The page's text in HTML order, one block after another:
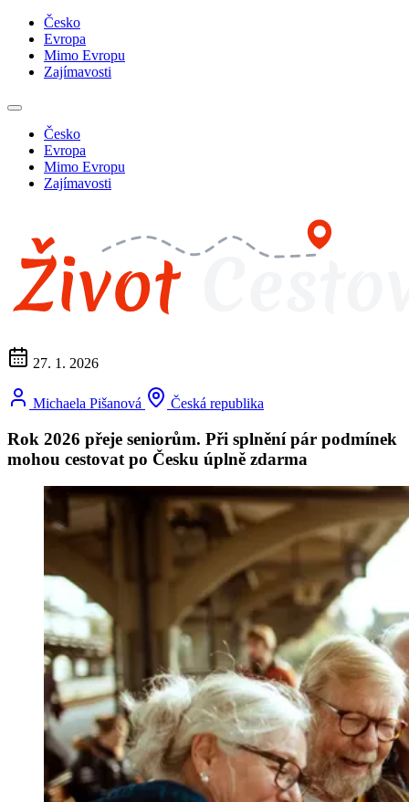
Česko
Evropa
Mimo Evropu
Zajímavosti
Česko
Evropa
Mimo Evropu
Zajímavosti
27. 1. 2026
Michaela Pišanová Česká republika
Rok 2026 přeje seniorům. Při splnění pár podmínek
mohou cestovat po Česku úplně zdarma